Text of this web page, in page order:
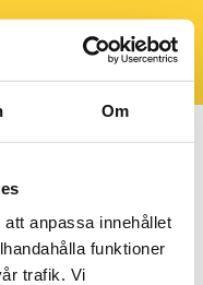
Om
anpassa innehållet
funktioner
trafik. Vi